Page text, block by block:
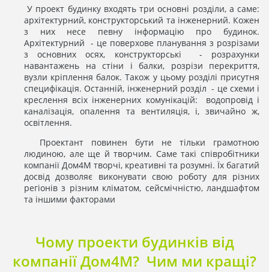
У проект будинку входять три основні розділи, а саме:
архітектурний, конструкторський та інженерний. Кожен
з них несе певну інформацію про будинок.
Архітектурний - це поверхове планування з розрізами
з основних осях, конструкторські - розрахунки
навантажень на стіни і балки, розрізи перекриття,
вузли кріплення балок. Також у цьому розділі присутня
специфікація. Останній, інженерний розділ - це схеми і
креслення всіх інженерних комунікацій: водопровід і
каналізація, опалення та вентиляція, і, звичайно ж,
освітлення.
Проектант повинен бути не тільки грамотною
людиною, але ще й творчим. Саме такі співробітники
компанії Дом4М творчі, креативні та розумні. Їх багатий
досвід дозволяє виконувати свою роботу для різних
регіонів з різним кліматом, сейсмічністю, ландшафтом
та іншими факторами
Чому проекти будинків від
компанії Дом4М? Чим ми кращі?